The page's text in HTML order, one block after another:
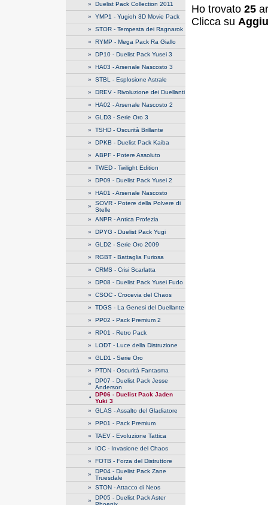
» Duelist Pack Collection 2011
» YMP1 - Yugioh 3D Movie Pack
» STOR - Tempesta dei Ragnarok
» RYMP - Mega Pack Ra Giallo
» DP10 - Duelist Pack Yusei 3
» HA03 - Arsenale Nascosto 3
» STBL - Esplosione Astrale
» DREV - Rivoluzione dei Duellanti
» HA02 - Arsenale Nascosto 2
» GLD3 - Serie Oro 3
» TSHD - Oscurità Brillante
» DPKB - Duelist Pack Kaiba
» ABPF - Potere Assoluto
» TWED - Twilight Edition
» DP09 - Duelist Pack Yusei 2
» HA01 - Arsenale Nascosto
» SOVR - Potere della Polvere di
Stelle
» ANPR - Antica Profezia
» DPYG - Duelist Pack Yugi
» GLD2 - Serie Oro 2009
» RGBT - Battaglia Furiosa
» CRMS - Crisi Scarlatta
» DP08 - Duelist Pack Yusei Fudo
» CSOC - Crocevia del Chaos
» TDGS - La Genesi del Duellante
» PP02 - Pack Premium 2
» RP01 - Retro Pack
» LODT - Luce della Distruzione
» GLD1 - Serie Oro
» PTDN - Oscurità Fantasma
» DP07 - Duelist Pack Jesse
Anderson
•
DP06 - Duelist Pack Jaden
Yuki 3
» GLAS - Assalto del Gladiatore
» PP01 - Pack Premium
» TAEV - Evoluzione Tattica
» IOC - Invasione del Chaos
» FOTB - Forza del Distruttore
» DP04 - Duelist Pack Zane
Truesdale
» STON - Attacco di Neos
» DP05 - Duelist Pack Aster
Ho trovato 25
Clicca su